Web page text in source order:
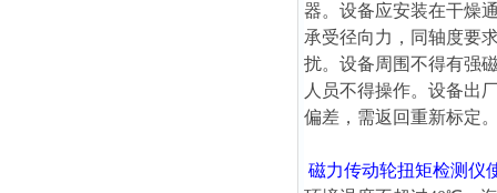
器。设备应安装在干燥
承受径向力，同轴度要
扰。设备周围不得有强
人员不得操作。设备出
偏差，需返回重新标定
磁力传动轮扭矩检测仪